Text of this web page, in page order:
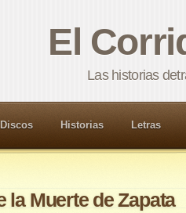
El
Las historias
Discos Historias Letras
la Muerte de Zapata